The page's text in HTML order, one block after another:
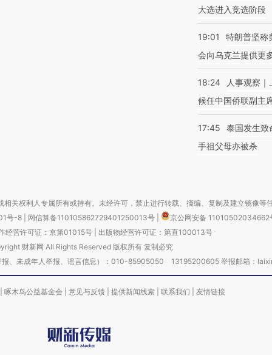
大选进入竞选阶段
19:01
特朗普坚称
会向乌克兰提供更
18:24
人事观察
候任中国侨联副主
17:45
泰国发生致
手祖父母亦被杀
关权利人专属所有或持有。未经许可，禁止进行转载、摘编、复制及建立镜像等任
号-8 网信算备110105862729401250013号
京公网安备 11010502034662
经营许可证：京第01015号| 出版物经营许可证：第直100013号
财新网 All Rights Reserved 版权所有 复制必究
报、未成年人举报、谣言信息）：010-85905050 13195200605 举报邮箱：
啄木鸟公益基金会 意见与反馈 提供新闻线索 联系我们 友情链接